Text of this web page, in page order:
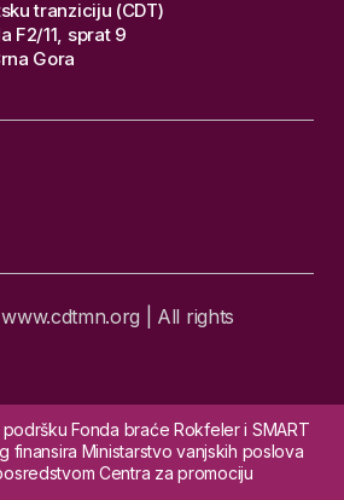
tranziciju (CDT)
F2/11, sprat 9
Gora
| All rights
Fonda braće Rokfeler i SMART
finansira Ministarstvo vanjskih poslova
Centra za promociju